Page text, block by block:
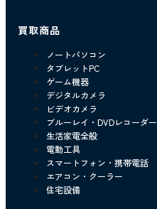
買取商品
ノートパソコン
タブレットPC
ゲーム機器
デジタルカメラ
ビデオカメラ
ブルーレイ・DVDレコーダー
生活家電全般
電動工具
スマートフォン・携帯電話
エアコン・クーラー
住宅設備